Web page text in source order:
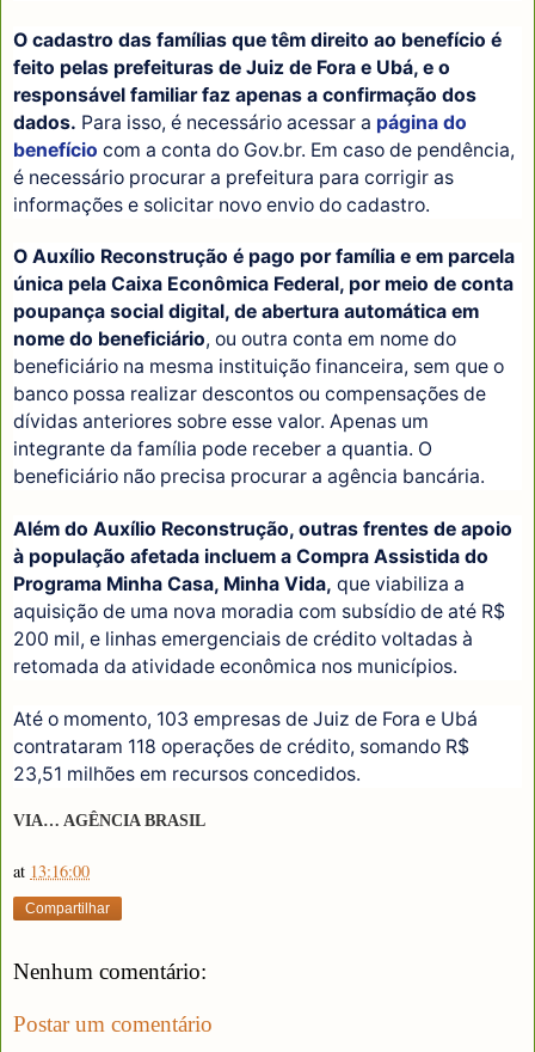
O cadastro das famílias que têm direito ao benefício é
feito pelas prefeituras de Juiz de Fora e Ubá, e o
responsável familiar faz apenas a confirmação dos
dados. Para isso, é necessário acessar a página do
benefício com a conta do Gov.br. Em caso de pendência,
é necessário procurar a prefeitura para corrigir as
informações e solicitar novo envio do cadastro.
O Auxílio Reconstrução é pago por família e em parcela
única pela Caixa Econômica Federal, por meio de conta
poupança social digital, de abertura automática em
nome do beneficiário, ou outra conta em nome do
beneficiário na mesma instituição financeira, sem que o
banco possa realizar descontos ou compensações de
dívidas anteriores sobre esse valor. Apenas um
integrante da família pode receber a quantia. O
beneficiário não precisa procurar a agência bancária.
Além do Auxílio Reconstrução, outras frentes de apoio
à população afetada incluem a Compra Assistida do
Programa Minha Casa, Minha Vida, que viabiliza a
aquisição de uma nova moradia com subsídio de até R$
200 mil, e linhas emergenciais de crédito voltadas à
retomada da atividade econômica nos municípios.
Até o momento, 103 empresas de Juiz de Fora e Ubá
contrataram 118 operações de crédito, somando R$
23,51 milhões em recursos concedidos.
VIA… AGÊNCIA BRASIL
at 13:16:00
Compartilhar
Nenhum comentário:
Postar um comentário